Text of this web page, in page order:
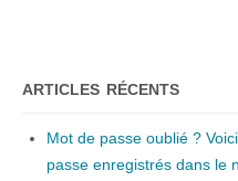
ARTICLES RÉCENTS
Mot de passe oublié ?
passe enregistrés dans le